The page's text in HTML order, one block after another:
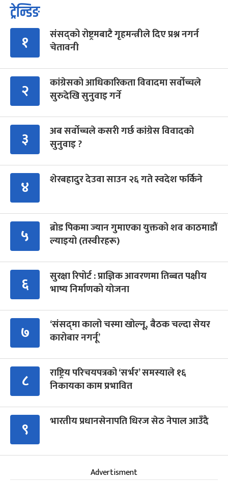
ट्रेन्डिङ
१
संसद्को रोष्ट्रमबाटै गृहमन्त्रीले दिए प्रश्न नगर्न
चेतावनी
२
कांग्रेसको आधिकारिकता विवादमा सर्वोच्चले
सुरुदेखि सुनुवाइ गर्ने
३
अब सर्वोच्चले कसरी गर्छ कांग्रेस विवादको
सुनुवाइ ?
४ शेरबहादुर देउवा साउन २६ गते स्वदेश फर्किने
५
ब्रोड पिकमा ज्यान गुमाएका युक्तको शव काठमाडौं
ल्याइयो (तस्वीरहरू)
६
सुरक्षा रिपोर्ट : प्राज्ञिक आवरणमा तिब्बत पक्षीय
भाष्य निर्माणको योजना
७
‘संसद्‍मा कालो चस्मा खोल्नू, बैठक चल्दा सेयर
कारोबार नगर्नू’
८
राष्ट्रिय परिचयपत्रको ‘सर्भर’ समस्याले १६
निकायका काम प्रभावित
९ भारतीय प्रधानसेनापति धिरज सेठ नेपाल आउँदै
Advertisment